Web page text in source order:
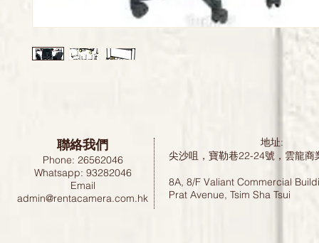
聯絡我們
Phone: 26562046
Whatsapp: 93282046
Email
admin@rentacamera.com.hk
地址:
尖沙咀，寶勒巷22-24號，雲龍
8A, 8/F Valiant Commercial
Prat Avenue, Tsim Sha Tsui